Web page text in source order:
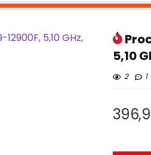
5,10
2 1